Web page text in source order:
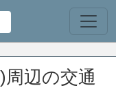
辺の交通